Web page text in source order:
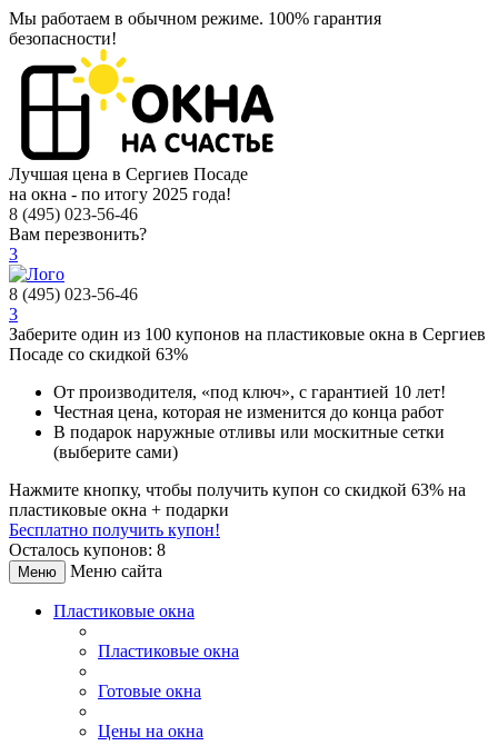
Мы работаем в обычном режиме. 100% гарантия
безопасности!
Лучшая цена в Сергиев Посаде
на окна - по итогу 2025 года!
8 (495) 023-56-46
Вам перезвонить?
3
8 (495) 023-56-46
3
Заберите один из 100 купонов на пластиковые окна в Сергиев
Посаде со скидкой 63%
От производителя, «под ключ», с гарантией 10 лет!
Честная цена, которая не изменится до конца работ
В подарок наружные отливы или москитные сетки
(выберите сами)
Нажмите кнопку, чтобы получить купон со скидкой 63% на
пластиковые окна + подарки
Бесплатно получить купон!
Осталось купонов: 8
Меню Меню сайта
Пластиковые окна
Пластиковые окна
Готовые окна
Цены на окна